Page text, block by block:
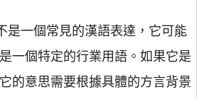
是一個常見的漢語表達，它可能
一個特定的行業用語。如果它是
的意思需要根據具體的方言背景